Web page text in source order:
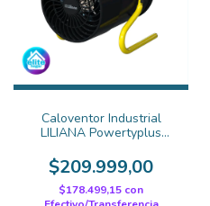
Caloventor Industrial
LILIANA Powertyplus
$209.999,00
$178.499,15 con